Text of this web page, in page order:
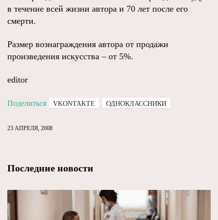
в течение всей жизни автора и 70 лет после его
смерти.
Размер вознаграждения автора от продажи
произведения искусства – от 5%.
editor
Поделиться VKONTAKTE ОДНОКЛАССНИКИ
23 АПРЕЛЯ, 2008
Последние новости